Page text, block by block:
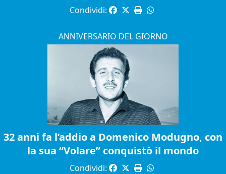
Condividi:
ANNIVERSARIO DEL GIORNO
32 anni fa l’addio a Domenico Modugno, con
la sua “Volare” conquistò il mondo
Condividi: